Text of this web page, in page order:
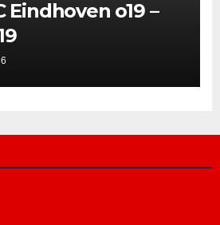
Eindhoven o19 –